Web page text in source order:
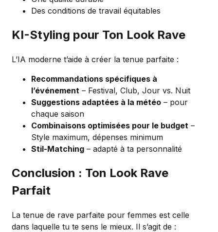
Des conditions de travail équitables
KI-Styling pour Ton Look Rave
L’IA moderne t’aide à créer la tenue parfaite :
Recommandations spécifiques à
l’événement – Festival, Club, Jour vs. Nuit
Suggestions adaptées à la météo – pour
chaque saison
Combinaisons optimisées pour le budget –
Style maximum, dépenses minimum
Stil-Matching – adapté à ta personnalité
Conclusion : Ton Look Rave
Parfait
La tenue de rave parfaite pour femmes est celle
dans laquelle tu te sens le mieux. Il s’agit de :